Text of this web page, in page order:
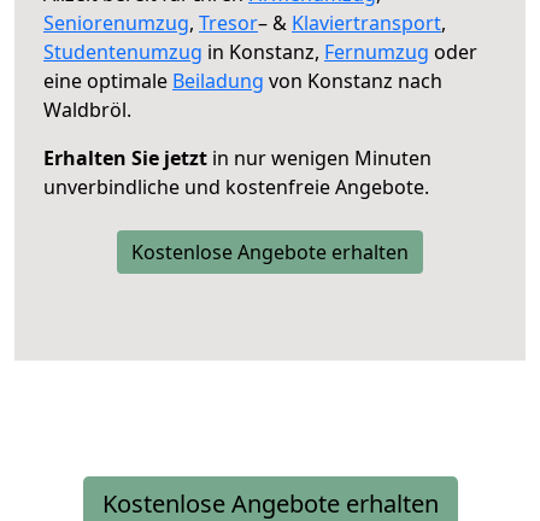
Seniorenumzug, Tresor– & Klaviertransport,
Studentenumzug in Konstanz, Fernumzug oder
eine optimale Beiladung von Konstanz nach
Waldbröl.
Erhalten Sie jetzt in nur wenigen Minuten
unverbindliche und kostenfreie Angebote.
Kostenlose Angebote erhalten
Kostenlose Angebote erhalten